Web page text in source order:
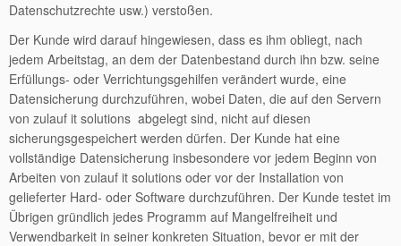
Datenschutzrechte usw.) verstoßen.
Der Kunde wird darauf hingewiesen, dass es ihm obliegt, nach
jedem Arbeitstag, an dem der Datenbestand durch ihn bzw. seine
Erfüllungs- oder Verrichtungsgehilfen verändert wurde, eine
Datensicherung durchzuführen, wobei Daten, die auf den Servern
von zulauf it solutions abgelegt sind, nicht auf diesen
sicherungsgespeichert werden dürfen. Der Kunde hat eine
vollständige Datensicherung insbesondere vor jedem Beginn von
Arbeiten von zulauf it solutions oder vor der Installation von
gelieferter Hard- oder Software durchzuführen. Der Kunde testet im
Übrigen gründlich jedes Programm auf Mangelfreiheit und
Verwendbarkeit in seiner konkreten Situation, bevor er mit der